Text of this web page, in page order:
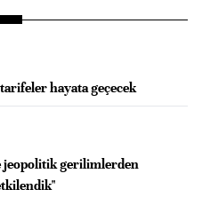
hayata geçecek
jeopolitik gerilimlerden